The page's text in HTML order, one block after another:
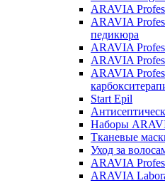
ARAVIA
ARAVIA
педикюра
ARAVIA
ARAVIA
ARAVIA
Start Epil
Наборы
Тканевые
Уход за
ARAVIA
ARAVIA